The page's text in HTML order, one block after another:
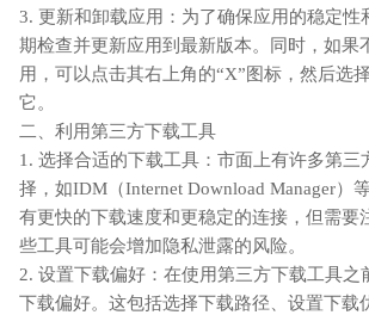
3. 更新和卸载应用：为了确保应用的稳定性
期检查并更新应用到最新版本。同时，如果
用，可以点击其右上角的“X”图标，然后选
它。
二、利用第三方下载工具
1. 选择合适的下载工具：市面上有许多第三
择，如IDM（Internet Download Manager）
有更快的下载速度和更稳定的连接，但需要
些工具可能会增加隐私泄露的风险。
2. 设置下载偏好：在使用第三方下载工具之
下载偏好。这包括选择下载路径、设置下载